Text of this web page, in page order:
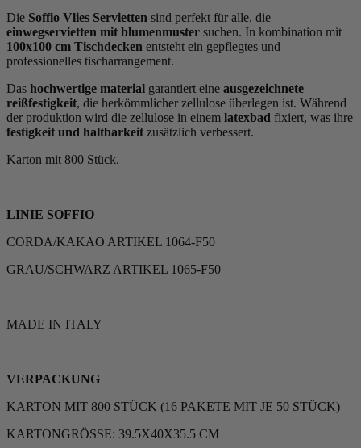
Die Soffio Vlies Servietten sind perfekt für alle, die
einwegservietten mit blumenmuster suchen. In kombination mit
100x100 cm Tischdecken entsteht ein gepflegtes und
professionelles tischarrangement.
Das hochwertige material garantiert eine ausgezeichnete
reißfestigkeit, die herkömmlicher zellulose überlegen ist. Während
der produktion wird die zellulose in einem latexbad fixiert, was ihre
festigkeit und haltbarkeit zusätzlich verbessert.
Karton mit 800 Stück.
LINIE SOFFIO
CORDA/KAKAO ARTIKEL 1064-F50
GRAU/SCHWARZ ARTIKEL 1065-F50
MADE IN ITALY
VERPACKUNG
KARTON MIT 800 STÜCK (16 PAKETE MIT JE 50 STÜCK)
KARTONGRÖSSE: 39.5X40X35.5 CM